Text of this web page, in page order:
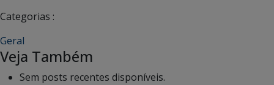
Categorias :
Geral
Veja Também
Sem posts recentes disponíveis.